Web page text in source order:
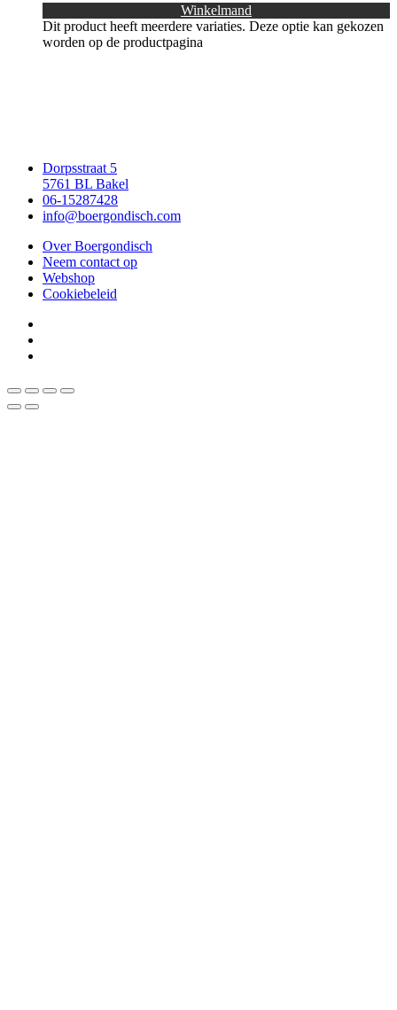
Winkelmand
Dit product heeft meerdere variaties. Deze optie kan gekozen
worden op de productpagina
Dorpsstraat 5
5761 BL Bakel
06-15287428
info@boergondisch.com
Over Boergondisch
Neem contact op
Webshop
Cookiebeleid